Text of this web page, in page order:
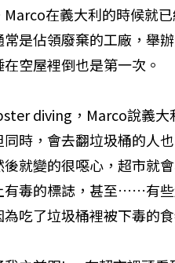
Marco在義大利的時候就
是佔領廢棄的工廠，舉
空屋裡倒也是第一次。
diving，Marco說義大
同時，會去翻垃圾桶的人
就變的很噁心，超市就
有毒的標誌，甚至……有
吃了垃圾桶裡被下毒的